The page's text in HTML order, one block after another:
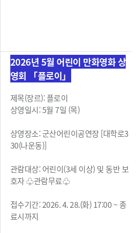
2026년 5월 어린이 만화영화 상
영회 「플로이」
제목(장르): 플로이
상영일시: 5월 7일 (목)
상영장소: 군산어린이공연장 [대학로3
30(나운동)]
관람대상: 어린이(3세 이상) 및 동반 보
호자 ♧관람무료♧
접수기간: 2026. 4. 28.(화) 17:00 ~ 종
료시까지